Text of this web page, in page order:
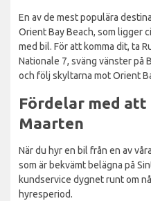
En av de mest populära
Orient Bay Beach, som ligger
med bil. För att komma dit, ta
Nationale 7, sväng vänster på
och följ skyltarna mot Orient
Fördelar med att
Maarten
När du hyr en bil från en av
som är bekvämt belägna på
kundservice dygnet runt om
hyresperiod.